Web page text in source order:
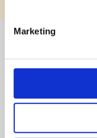
Marketing